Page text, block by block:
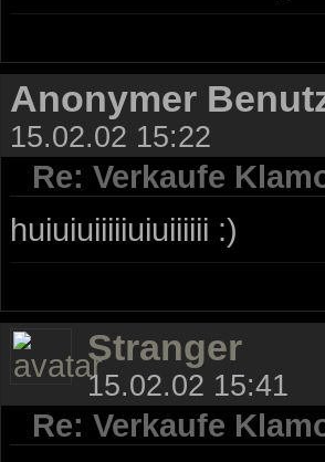
Anonymer
15.02.02 15:22
Re: Verkaufe
huiuiuiiiiiuiuiiiiii :)
Stranger
15.02.02 15:41
Re: Verkaufe